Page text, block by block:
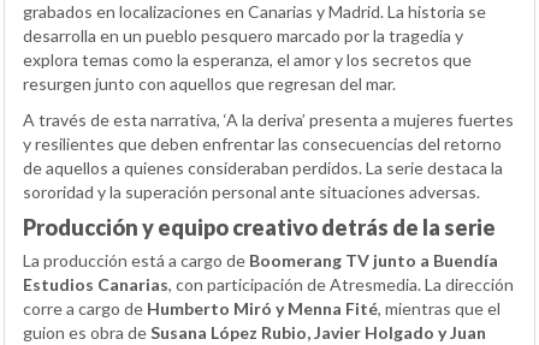
grabados en localizaciones en Canarias y Madrid. La historia se
desarrolla en un pueblo pesquero marcado por la tragedia y
explora temas como la esperanza, el amor y los secretos que
resurgen junto con aquellos que regresan del mar.
A través de esta narrativa, ‘A la deriva’ presenta a mujeres fuertes
y resilientes que deben enfrentar las consecuencias del retorno
de aquellos a quienes consideraban perdidos. La serie destaca la
sororidad y la superación personal ante situaciones adversas.
Producción y equipo creativo detrás de la serie
La producción está a cargo de Boomerang TV junto a Buendía
Estudios Canarias, con participación de Atresmedia. La dirección
corre a cargo de Humberto Miró y Menna Fité, mientras que el
guion es obra deSusana López Rubio, Javier Holgado y Juan